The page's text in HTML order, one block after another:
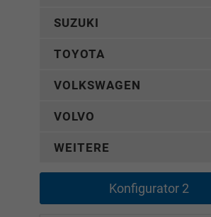
SUZUKI
TOYOTA
VOLKSWAGEN
VOLVO
WEITERE
Konfigurator 2